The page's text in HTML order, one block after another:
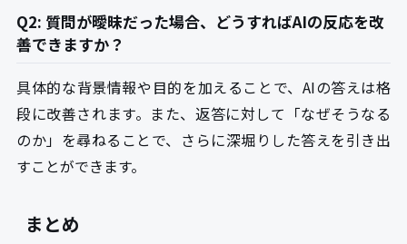
Q2: 質問が曖昧だった場合、どうすればAIの反応を改
善できますか？
具体的な背景情報や目的を加えることで、AIの答えは格
段に改善されます。また、返答に対して「なぜそうなる
のか」を尋ねることで、さらに深堀りした答えを引き出
すことができます。
まとめ